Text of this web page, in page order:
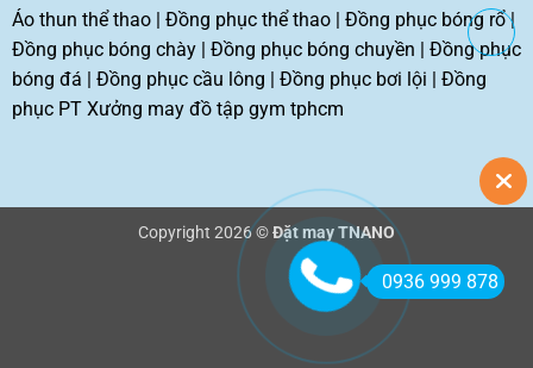
Áo thun thể thao| Đồng phục thể thao| Đồng phục bóng rổ|
Đồng phục bóng chày| Đồng phục bóng chuyền | Đồng phục
bóng đá | Đồng phục cầu lông | Đồng phục bơi lội | Đồng
phục PT Xưởng may đồ tập gym tphcm
Copyright 2026 ©Đặt may TNANO
0936 999 878